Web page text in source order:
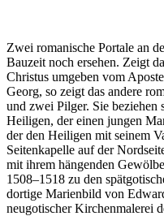
Zwei romanische Portale an
Bauzeit noch ersehen. Zeigt
Christus umgeben vom
Georg, so zeigt das andere
und zwei Pilger. Sie
Heiligen, der einen jungen
der den Heiligen mit seinem
Seitenkapelle auf der
mit ihrem hängenden
1508–1518 zu den
dortige Marienbild von
neugotischer Kirchenmalerei